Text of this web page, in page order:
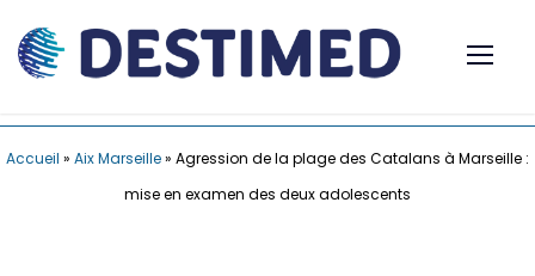
Accueil » Aix Marseille» Agression de la plage des Catalans à Marseille :
mise en examen des deux adolescents